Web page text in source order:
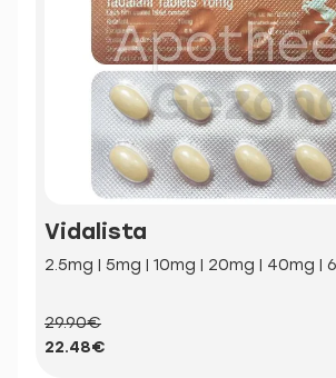
Vidalista
2.5mg | 5mg | 10mg | 20mg | 40mg |
29.90€
22.48€